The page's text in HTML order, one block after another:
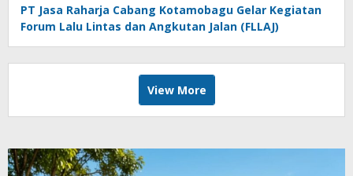
PT Jasa Raharja Cabang Kotamobagu Gelar Kegiatan
Forum Lalu Lintas dan Angkutan Jalan (FLLAJ)
View More